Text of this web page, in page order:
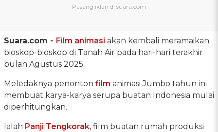
Suara.com - Film animasi akan kembali meramaikan
bioskop-bioskop di Tanah Air pada hari-hari terakhir
bulan Agustus 2025.
Meledaknya penonton film animasi Jumbo tahun ini
membuat karya-karya serupa buatan Indonesia mulai
diperhitungkan.
Ialah Panji Tengkorak, film buatan rumah produksi